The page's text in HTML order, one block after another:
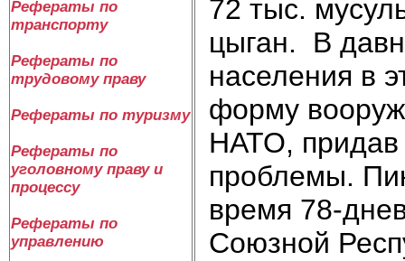
Рефераты по
транспорту
Рефераты по
трудовому праву
Рефераты по туризму
Рефераты по
уголовному праву и
процессу
Рефераты по
управлению
72 тыс.
цыган. В
населения в
форму
НАТО, придав
проблемы.
время 78-
Союзной